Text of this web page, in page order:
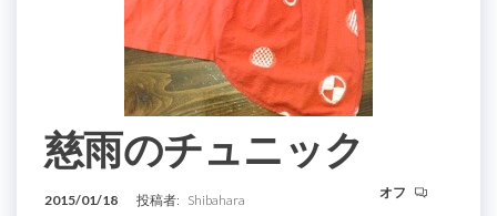
慈雨のチュニック
2015/01/18 投稿者: Shibahara オフ